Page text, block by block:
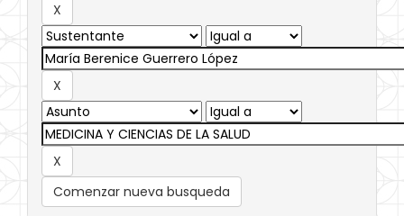
Comenzar nueva busqueda